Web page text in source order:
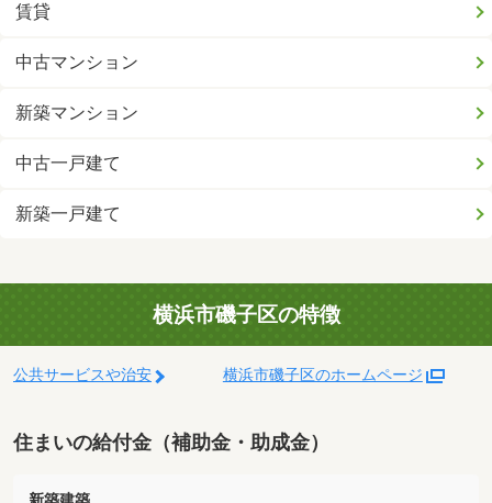
賃貸
中古マンション
新築マンション
中古一戸建て
新築一戸建て
横浜市磯子区の特徴
公共サービスや治安 横浜市磯子区のホームページ
住まいの給付金（補助金・助成金）